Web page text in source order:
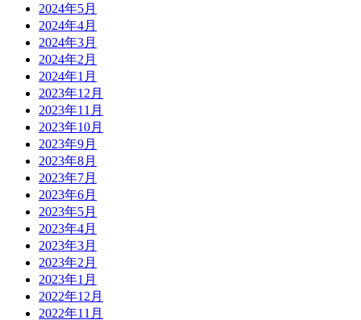
2024年5月
2024年4月
2024年3月
2024年2月
2024年1月
2023年12月
2023年11月
2023年10月
2023年9月
2023年8月
2023年7月
2023年6月
2023年5月
2023年4月
2023年3月
2023年2月
2023年1月
2022年12月
2022年11月